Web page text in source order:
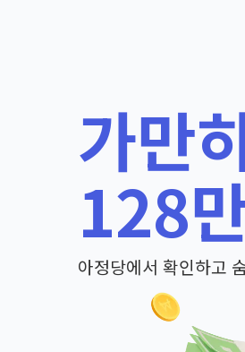
가만
128
아정당에서 확인하고